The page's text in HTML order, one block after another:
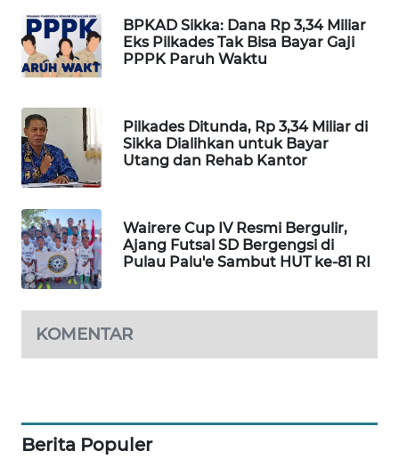
BPKAD Sikka: Dana Rp 3,34 Miliar
Eks Pilkades Tak Bisa Bayar Gaji
PPPK Paruh Waktu
Pilkades Ditunda, Rp 3,34 Miliar di
Sikka Dialihkan untuk Bayar
Utang dan Rehab Kantor
Wairere Cup IV Resmi Bergulir,
Ajang Futsal SD Bergengsi di
Pulau Palu'e Sambut HUT ke-81 RI
KOMENTAR
Berita Populer
LKKI
KOPEKLIN
PORTAL
KONSUMEN
FORWAMKI
ALPERKLINAS
FORJASIDA
NEWS
SIDIKALANG